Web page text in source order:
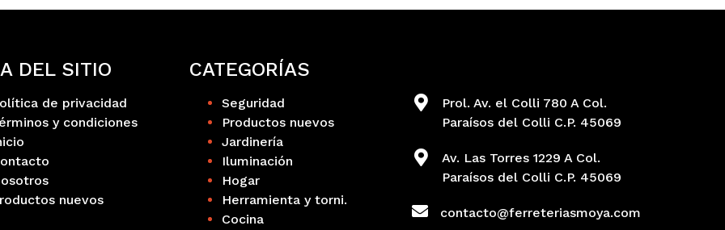
DEL SITIO
de privacidad
y condiciones
nuevos
CATEGORÍAS
Seguridad
Productos nuevos
Jardinería
Iluminación
Hogar
Herramienta y torni.
Cocina
Prol. Av. el Colli 780 A Col.
Paraísos del Colli C.P. 45069
Av. Las Torres 1229 A Col.
Paraísos del Colli C.P. 45069
contacto@ferreteriasmoya.com